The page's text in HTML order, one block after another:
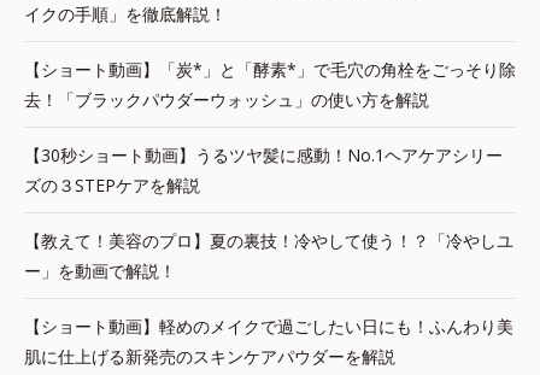
イクの手順」を徹底解説！
【ショート動画】「炭*」と「酵素*」で毛穴の角栓をごっそり除
去！「ブラックパウダーウォッシュ」の使い方を解説
【30秒ショート動画】うるツヤ髪に感動！No.1ヘアケアシリー
ズの３STEPケアを解説
【教えて！美容のプロ】夏の裏技！冷やして使う！？「冷やしユ
ー」を動画で解説！
【ショート動画】軽めのメイクで過ごしたい日にも！ふんわり美
肌に仕上げる新発売のスキンケアパウダーを解説